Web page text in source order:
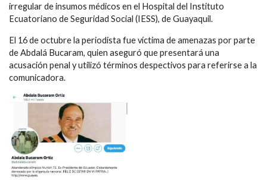
irregular de insumos médicos en el Hospital del Instituto
Ecuatoriano de Seguridad Social (IESS), de Guayaquil.
El 16 de octubre la periodista fue víctima de amenazas por parte
de Abdalá Bucaram, quien aseguró que presentará una
acusación penal y utilizó términos despectivos para referirse a la
comunicadora.